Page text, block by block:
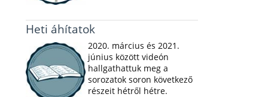
Heti áhítatok
2020. március és 2021.
június között videón
hallgathattuk meg a
sorozatok soron következő
részeit hétről hétre.